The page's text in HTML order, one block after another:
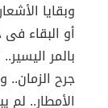
وبقايا
أو البقاء
بالمر
جرح
الأمطار..